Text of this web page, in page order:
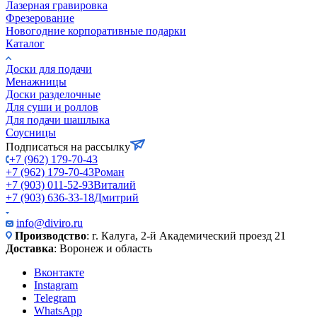
Лазерная гравировка
Фрезерование
Новогодние корпоративные подарки
Каталог
Доски для подачи
Менажницы
Доски разделочные
Для суши и роллов
Для подачи шашлыка
Соусницы
Подписаться на рассылку
+7 (962) 179-70-43
+7 (962) 179-70-43Роман
+7 (903) 011-52-93Виталий
+7 (903) 636-33-18Дмитрий
info@diviro.ru
Производство: г. Калуга, 2-й Академический проезд 21
Доставка: Воронеж и область
Вконтакте
Instagram
Telegram
WhatsApp